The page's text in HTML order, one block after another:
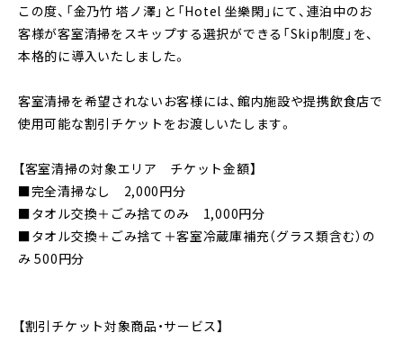
この度、「金乃竹 塔ノ澤」と「Hotel 坐樂閑」にて、連泊中のお
客様が客室清掃をスキップする選択ができる「Skip制度」を、
本格的に導入いたしました。
客室清掃を希望されないお客様には、館内施設や提携飲食店で
使用可能な割引チケットをお渡しいたします。
【客室清掃の対象エリア チケット金額】
■完全清掃なし 2,000円分
■タオル交換＋ごみ捨てのみ 1,000円分
■タオル交換＋ごみ捨て＋客室冷蔵庫補充（グラス類含む）の
み 500円分
【割引チケット対象商品・サービス】